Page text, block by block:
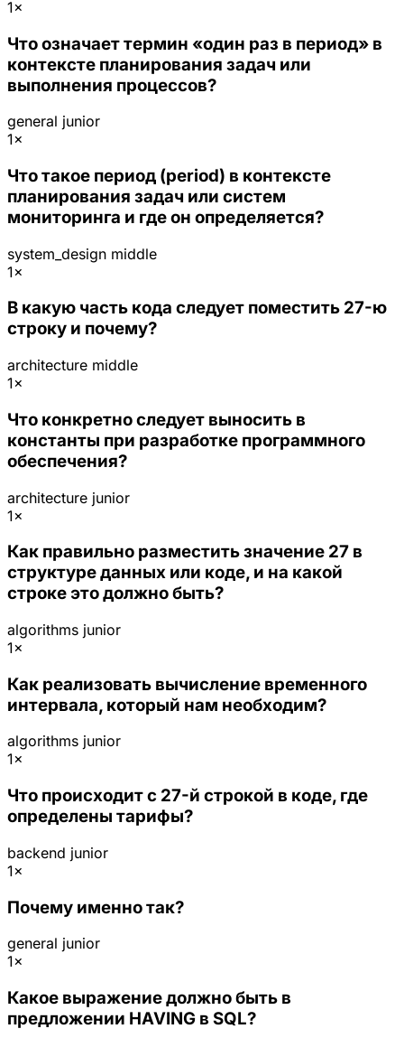
1×
Что означает термин «один раз в период» в
контексте планирования задач или
выполнения процессов?
general junior
1×
Что такое период (period) в контексте
планирования задач или систем
мониторинга и где он определяется?
system_design middle
1×
В какую часть кода следует поместить 27-ю
строку и почему?
architecture middle
1×
Что конкретно следует выносить в
константы при разработке программного
обеспечения?
architecture junior
1×
Как правильно разместить значение 27 в
структуре данных или коде, и на какой
строке это должно быть?
algorithms junior
1×
Как реализовать вычисление временного
интервала, который нам необходим?
algorithms junior
1×
Что происходит с 27-й строкой в коде, где
определены тарифы?
backend junior
1×
Почему именно так?
general junior
1×
Какое выражение должно быть в
предложении HAVING в SQL?